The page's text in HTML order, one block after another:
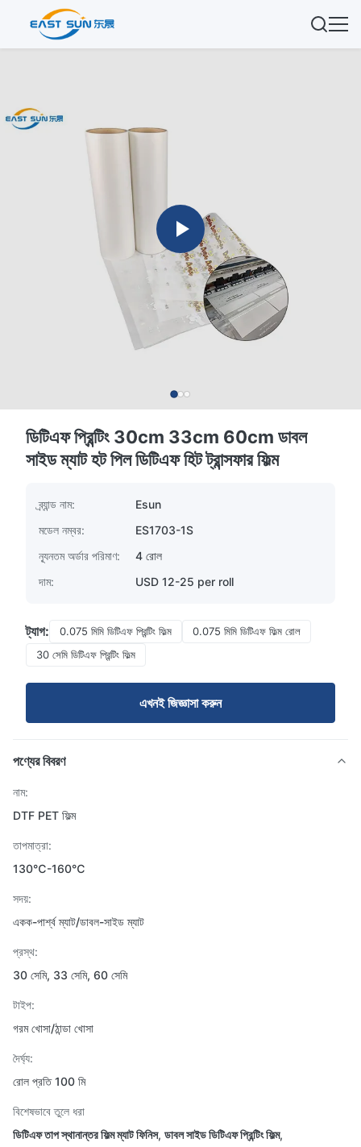
ডিটিএফ প্রিন্টিং 30cm 33cm 60cm ডাবল
সাইড ম্যাট হট পিল ডিটিএফ হিট ট্রান্সফার ফিল্ম
ব্র্যান্ড নাম:
Esun
মডেল নম্বর:
ES1703-1S
ন্যূনতম অর্ডার পরিমাণ:
4 রোল
দাম:
USD 12-25 per roll
ট্যাগ: 0.075 মিমি ডিটিএফ প্রিন্টিং ফিল্ম
0.075 মিমি ডিটিএফ ফিল্ম রোল
30 সেমি ডিটিএফ প্রিন্টিং ফিল্ম
এখনই জিজ্ঞাসা করুন
পণ্যের বিবরণ
নাম:
DTF PET ফিল্ম
তাপমাত্রা:
130℃-160℃
সদয়:
একক-পার্শ্ব ম্যাট/ডাবল-সাইড ম্যাট
প্রস্থ:
30 সেমি, 33 সেমি, 60 সেমি
টাইপ:
গরম খোসা/ঠান্ডা খোসা
দৈর্ঘ্য:
রোল প্রতি 100 মি
বিশেষভাবে তুলে ধরা
ডিটিএফ তাপ স্থানান্তর ফিল্ম ম্যাট ফিনিস, ডাবল সাইড ডিটিএফ প্রিন্টিং ফিল্ম,